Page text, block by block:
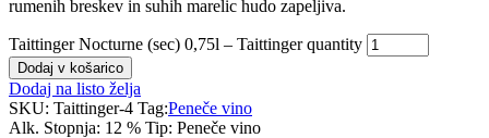
rumenih breskev in suhih marelic hudo zapeljiva.
Taittinger Nocturne (sec) 0,75l – Taittinger quantity
Dodaj v košarico
Dodaj na listo želja
SKU: Taittinger-4 Tag:Peneče vino
Alk. Stopnja: 12 % Tip: Peneče vino